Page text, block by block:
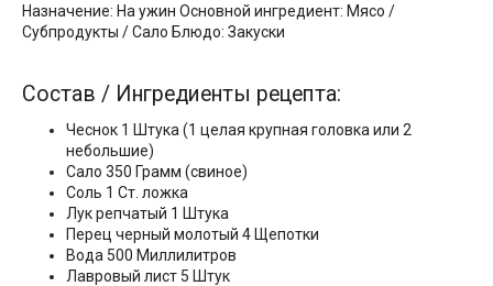
Назначение: На ужин Основной ингредиент: Мясо /
Субпродукты / Сало Блюдо: Закуски
Состав / Ингредиенты рецепта:
Чеснок 1 Штука (1 целая крупная головка или 2
небольшие)
Сало 350 Грамм (свиное)
Соль 1 Ст. ложка
Лук репчатый 1 Штука
Перец черный молотый 4 Щепотки
Вода 500 Миллилитров
Лавровый лист 5 Штук